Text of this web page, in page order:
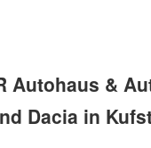
Autohaus &
Dacia in